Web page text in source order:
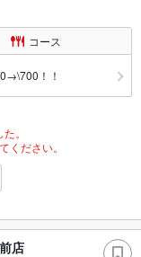
コース
！！
。
ください。
店